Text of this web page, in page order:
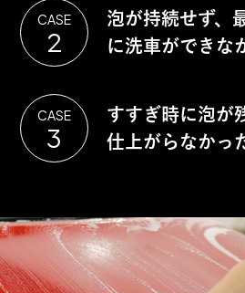
すべてのレビューを見る
レビューを書く
CASE
2
泡が持続せず、
に洗車ができな
CASE
3
すすぎ時に泡が
仕上がらなかっ